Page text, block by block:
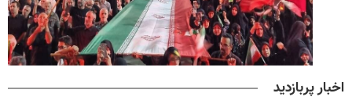
اخبار پربازدید